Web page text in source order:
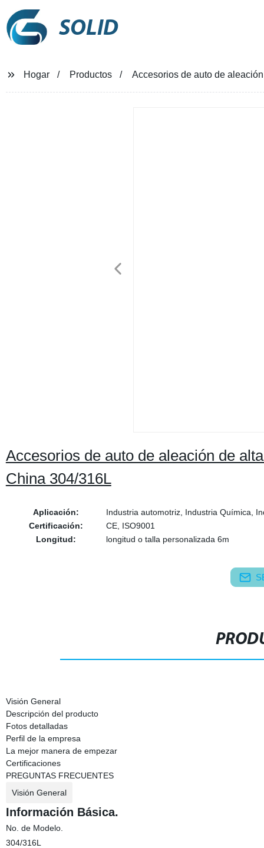
SOLID
Hogar Productos Accesorios de auto de
Accesorios de auto de aleación de
China 304/316L
Aplicación:
Industria automotriz, Industria Química,
Certificación:
CE, ISO9001
Longitud:
longitud o talla personalizada 6m
Visión General
Descripción del producto
Fotos detalladas
Perfil de la empresa
La mejor manera de empezar
Certificaciones
PREGUNTAS FRECUENTES
Visión General
Información Básica.
No. de Modelo.
304/316L